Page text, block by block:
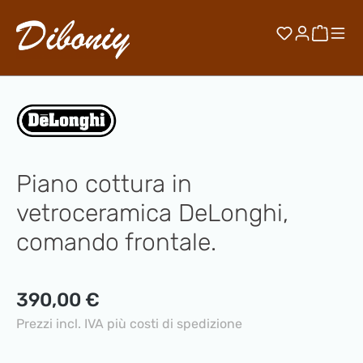
Passa al contenuto principale
Hai 0Il
Piano cottura in
vetroceramica DeLonghi,
comando frontale.
Prezzo normale:
390,00 €
Prezzi incl. IVA più costi di spedizione